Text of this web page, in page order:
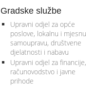
Gradske službe
Upravni odjel za opće
poslove, lokalnu i mjesnu
samoupravu, društvene
djelatnosti i nabavu
Upravni odjel za financije,
računovodstvo i javne
prihode